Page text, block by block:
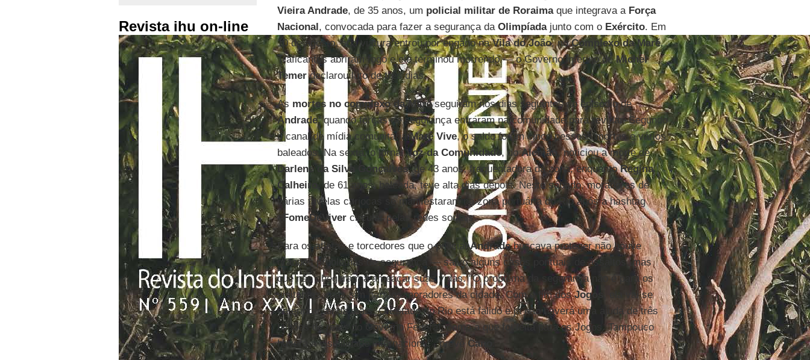
Revista ihu on-line
Vieira Andrade, de 35 anos, um policial militar de Roraimaque integrava a Força
Nacional, convocada para fazer a segurança da Olimpíadajunto com o Exército. Em
10 de agosto, sua viatura entrou por engano naVila do João, noComplexo da Maré.
Traficantes abriram fogo e ele terminou morrendo — o Governo interino deMichel
Temerdeclarou luto de três dias.
As mortes no complexo da Maréseguiram nos dias seguintes ao episódio de
Andrade, quando forças de segurança entraram na comunidade para revidar. Segundo
o canal de mídia comunitáriaMaré Vive, o saldo foram cinco pessoas mortas e vários
baleados. Na sexta, o jornalVoz da Comunidade, doAlemão , noticiou a morte de
Darlene da Silva Gonçalves, de 43 anos, frequentadora da zona, enquantoRegina
Calheiro , de 61 anos, baleada, teve alta dias depois. Neste sábado, moradores de
várias favelas cariocas se manifestaram na zona portuária do Rio após a hashtag
#
FomeDeVivercircular pelas redes sociais.
Para os atletas e torcedores que o policialAndradebuscava proteger não houve
grandes problemas de segurança — salvo alguns casos pontuais de assaltos, mas
que não chegaram a ameaçar suas vidas. "O problema da segurança não é para os
visitantes, mas sim para os moradores da cidade. Com o fim dosJogos
, ela vai se
deteriorar ainda mais. O Estado do Rio está falido e já não haverá uma ajuda de três
bilhões de reais do Governo Federal, como a que foi feita para os Jogos. Tampouco
haverá a visibilidade internacional", prevêCano